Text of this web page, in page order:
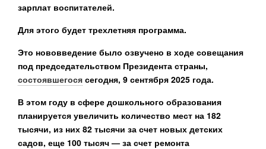
зарплат воспитателей.
Для этого будет трехлетняя программа.
Это нововведение было озвучено в ходе совещания
под председательством Президента страны,
состоявшегося сегодня, 9 сентября 2025 года.
В этом году в сфере дошкольного образования
планируется увеличить количество мест на 182
тысячи, из них 82 тысячи за счет новых детских
садов, еще 100 тысяч — за счет ремонта